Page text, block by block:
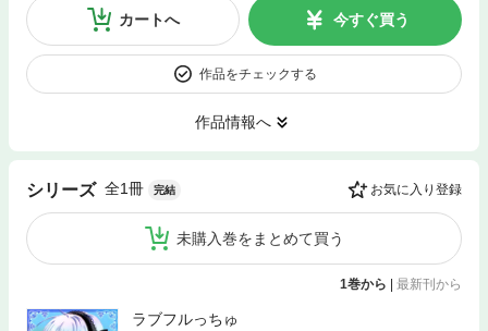
カートへ 今すぐ買う
作品をチェックする
作品情報へ
シリーズ 全1冊 完結 お気に入り登録
未購入巻をまとめて買う
1巻から | 最新刊から
ラブフルっちゅ